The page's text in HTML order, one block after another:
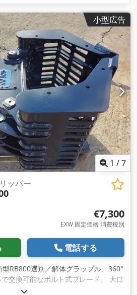
小型広告
1 /7
ッパー
€7,300
EXW 固定価格 消費税別
電話する
型RB800選別／解体グラップル、360°
交換可能なボルト式ブレード。 大口
重用途でも高い信頼性。ブレーキシ